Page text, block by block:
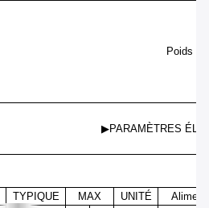
Poids
▶PARAMÈTRES
TYPIQUE MAX UNITÉ